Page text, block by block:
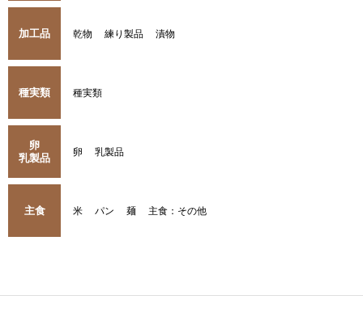
加工品 乾物 練り製品 漬物
種実類 種実類
卵
乳製品
卵 乳製品
主食 米 パン 麺 主食：その他